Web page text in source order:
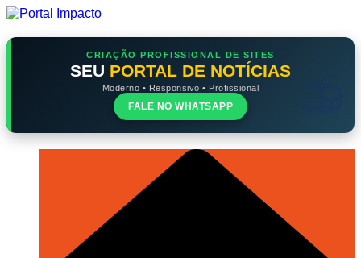
Ir
o
CRIAÇÃO PROFISSIONAL DE SITES
SEU PORTAL DE NOTÍCIAS
Moderno • Responsivo • Profissional
FALE NO WHATSAPP